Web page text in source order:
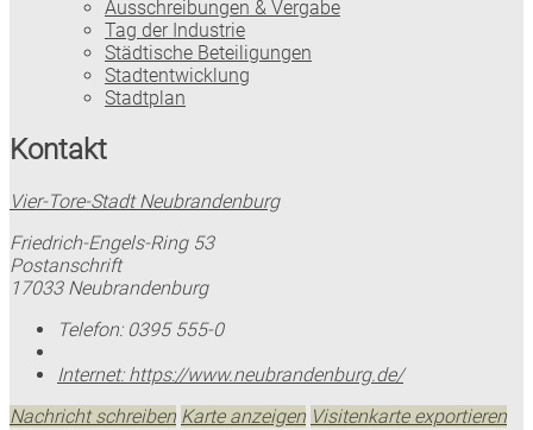
Ausschreibungen & Vergabe
Tag der Industrie
Städtische Beteiligungen
Stadtentwicklung
Stadtplan
Kontakt
Vier-Tore-Stadt Neubrandenburg
Friedrich-Engels-Ring 53
Postanschrift
17033 Neubrandenburg
Telefon: 0395 555-0
Internet: https://www.neubrandenburg.de/
Nachricht schreiben Karte anzeigen Visitenkarte exportieren